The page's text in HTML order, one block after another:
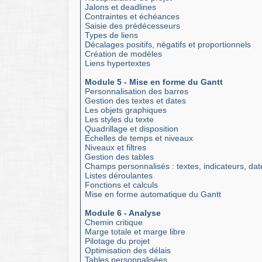
Jalons et deadlines
Contraintes et échéances
Saisie des prédécesseurs
Types de liens
Décalages positifs, négatifs et proportionnels
Création de modèles
Liens hypertextes
Module 5 - Mise en forme du Gantt
Personnalisation des barres
Gestion des textes et dates
Les objets graphiques
Les styles du texte
Quadrillage et disposition
Echelles de temps et niveaux
Niveaux et filtres
Gestion des tables
Champs personnalisés : textes, indicateurs,
Listes déroulantes
Fonctions et calculs
Mise en forme automatique du Gantt
Module 6 - Analyse
Chemin critique
Marge totale et marge libre
Pilotage du projet
Optimisation des délais
Tables personnalisées